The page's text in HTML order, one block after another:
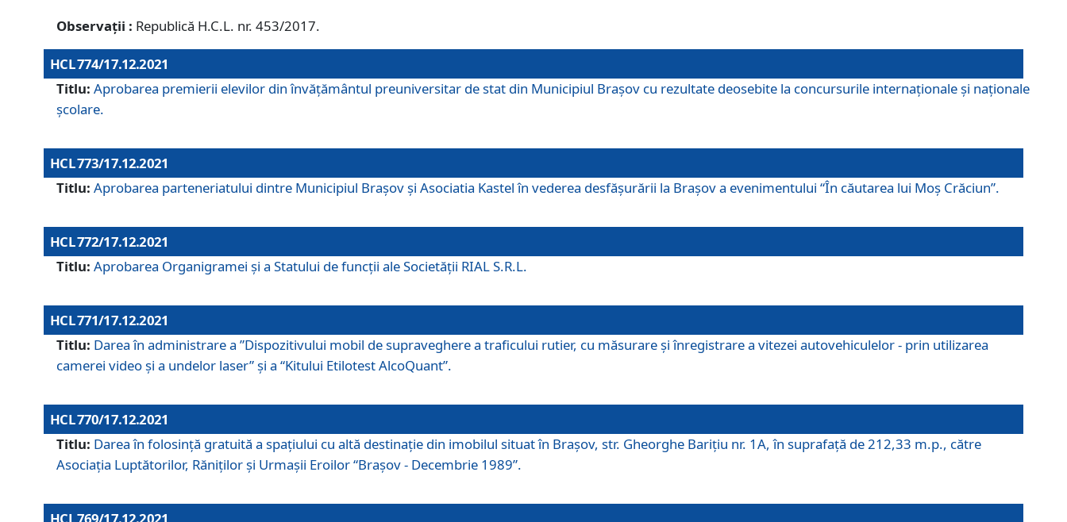
Observații : Republică H.C.L. nr. 453/2017.
HCL 774/17.12.2021
Titlu: Aprobarea premierii elevilor din învățământul preuniversitar de stat din Municipiul Brașov cu rezultate deosebite la concursurile internaționale și naționale
școlare.
HCL 773/17.12.2021
Titlu: Aprobarea parteneriatului dintre Municipiul Brașov și Asociatia Kastel în vederea desfăşurării la Brașov a evenimentului “În căutarea lui Moș Crăciun”.
HCL 772/17.12.2021
Titlu: Aprobarea Organigramei şi a Statului de funcţii ale Societăţii RIAL S.R.L.
HCL 771/17.12.2021
Titlu: Darea în administrare a ”Dispozitivului mobil de supraveghere a traficului rutier, cu măsurare și înregistrare a vitezei autovehiculelor - prin utilizarea
camerei video și a undelor laser” și a “Kitului Etilotest AlcoQuant”.
HCL 770/17.12.2021
Titlu: Darea în folosinţă gratuită a spaţiului cu altă destinaţie din imobilul situat în Braşov, str. Gheorghe Bariţiu nr. 1A, în suprafaţă de 212,33 m.p., către
Asociaţia Luptătorilor, Răniţilor şi Urmaşii Eroilor “Braşov - Decembrie 1989”.